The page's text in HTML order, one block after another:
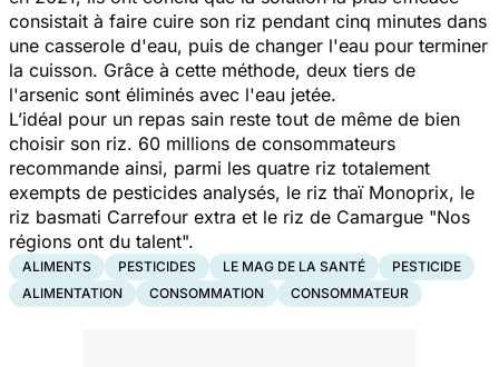
consistait à faire cuire son riz pendant cinq minutes dans
une casserole d'eau, puis de changer l'eau pour terminer
la cuisson. Grâce à cette méthode, deux tiers de
l'arsenic sont éliminés avec l'eau jetée.
L’idéal pour un repas sain reste tout de même de bien
choisir son riz. 60 millions de consommateurs
recommande ainsi, parmi les quatre riz totalement
exempts de pesticides analysés, le riz thaï Monoprix, le
riz basmati Carrefour extra et le riz de Camargue "Nos
régions ont du talent".
ALIMENTS PESTICIDES LE MAG DE LA SANTÉ
PESTICIDE
ALIMENTATION
CONSOMMATION CONSOMMATEUR